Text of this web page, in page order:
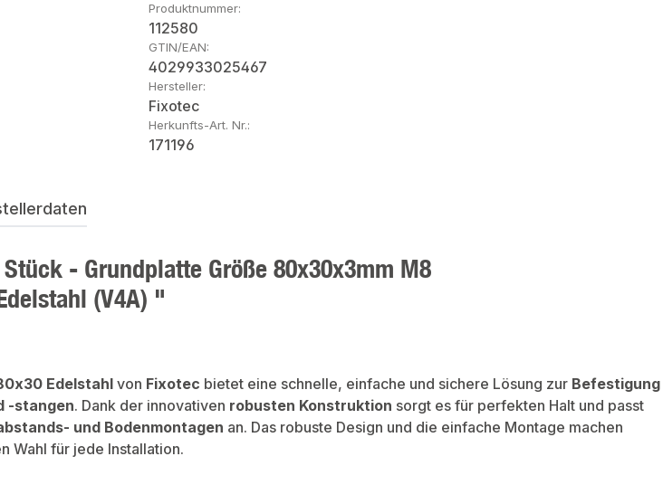
Produktnummer:
112580
GTIN/EAN:
4029933025467
Hersteller:
Fixotec
Herkunfts-Art. Nr.:
171196
- Grundplatte Größe 80x30x3mm M8
(V4A) "
Edelstahlvon Fixotec bietet eine schnelle, einfache und sichere Lösung zur Befestigung
-stangen. Dank der innovativen robusten Konstruktion sorgt es für perfekten Halt und passt
und Bodenmontagen an. Das robuste Design und die einfache Montage machen
Wahl für jede Installation.